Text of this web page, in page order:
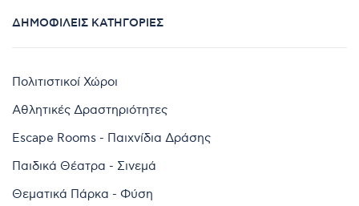
ΔΗΜΟΦΙΛΕΊΣ ΚΑΤΗΓΟΡΊΕΣ
Πολιτιστικοί Χώροι
Αθλητικές Δραστηριότητες
Escape Rooms - Παιχνίδια Δράσης
Παιδικά Θέατρα - Σινεμά
Θεματικά Πάρκα - Φύση